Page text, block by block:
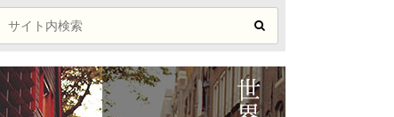
ベキスタン
カンボジア
ガポール
スリランカ
FEATURED ARTICLE
でした
FEATURED ARTICLE
MOST VIEWED ARTICLE
ARTICLE
VIEWED ARTICLE
した
た
ARTICLE
りませんでした
ARTICLE
ARTICLE
かりませんでした
ARTICLE